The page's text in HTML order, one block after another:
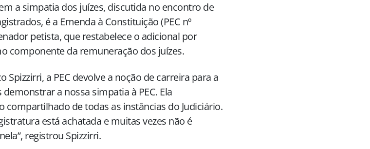
a simpatia dos juízes, discutida no encontro de
é a Emenda à Constituição (PEC nº
petista, que restabelece o adicional por
componente da remuneração dos juízes.
Spizzirri, a PEC devolve a noção de carreira para a
a nossa simpatia à PEC. Ela
compartilhado de todas as instâncias do Judiciário.
está achatada e muitas vezes não é
registrou Spizzirri.